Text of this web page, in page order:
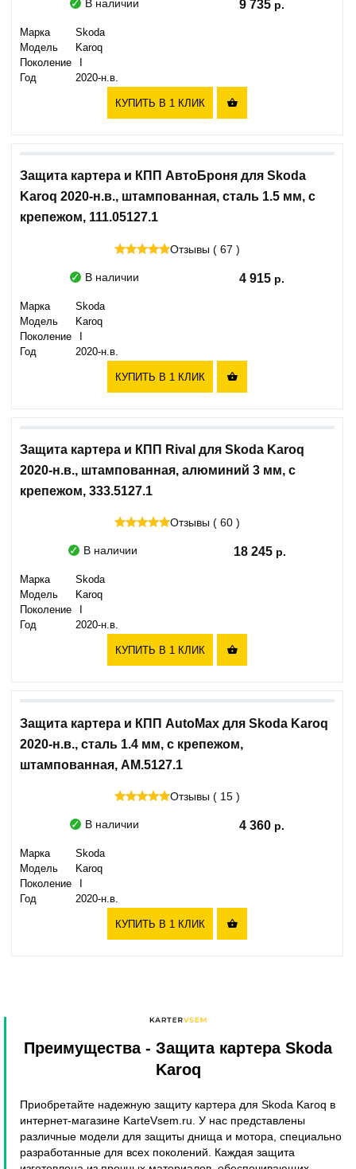
В наличии 9 735
Марка
Skoda
Модель
Karoq
Поколение
Год
2020-н.в.
КУПИТЬ В 1 КЛИК 
Защита картера и КПП АвтоБроня для Skoda
Karoq 2020-н.в., штампованная, сталь 1.5 мм, с
крепежом, 111.05127.1
Отзывы ( 67 )
В наличии 4 915
Марка
Skoda
Модель
Karoq
Поколение
Год
2020-н.в.
КУПИТЬ В 1 КЛИК 
Защита картера и КПП Rival для Skoda Karoq
2020-н.в., штампованная, алюминий 3 мм, с
крепежом, 333.5127.1
Отзывы ( 60 )
В наличии 18 245
Марка
Skoda
Модель
Karoq
Поколение
Год
2020-н.в.
КУПИТЬ В 1 КЛИК 
Защита картера и КПП AutoMax для Skoda Karoq
2020-н.в., сталь 1.4 мм, с крепежом,
штампованная, AM.5127.1
Отзывы ( 15 )
В наличии 4 360
Марка
Skoda
Модель
Karoq
Поколение
Год
2020-н.в.
КУПИТЬ В 1 КЛИК 
Преимущества- Защита картера Skoda
Karoq
Приобретайте надежную защиту картера для Skoda Karoq в
интернет-магазине KarteVsem.ru. У нас представлены
различные модели для защиты днища и мотора, специально
разработанные для всех поколений. Каждая защита